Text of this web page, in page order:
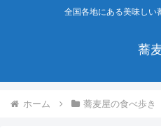
全国各地にある美味しい
蕎
ホーム 蕎麦屋の食べ歩き